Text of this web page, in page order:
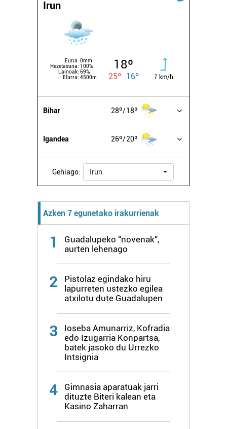
Irun
Euria: 0mm
Hezetasuna: 100%
Lainoak: 69%
Elurra: 4500m
18º
25º 16º 7 km/h
Bihar 28º 18º
Igandea 26º 20º
Gehiago: Irun
Azken 7 egunetako irakurrienak
1
Guadalupeko "novenak",
aurten lehenago
2
Pistolaz egindako hiru
lapurreten ustezko egilea
atxilotu dute Guadalupen
3
Ioseba Amunarriz, Kofradia
edo Izugarria Konpartsa,
batek jasoko du Urrezko
Intsignia
4
Gimnasia aparatuak jarri
dituzte Biteri kalean eta
Kasino Zaharran